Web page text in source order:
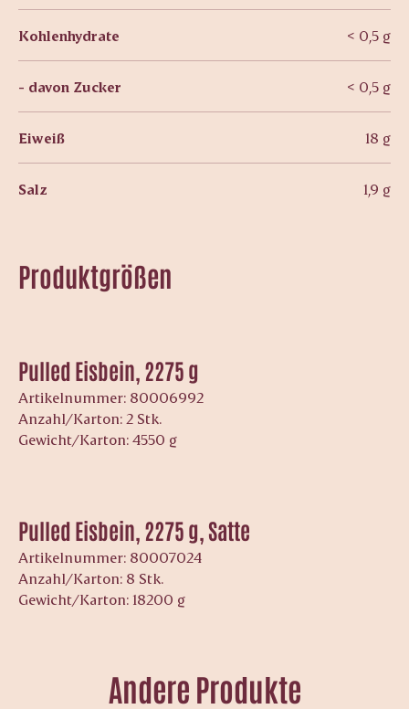
Kohlenhydrate < 0,5 g
- davon Zucker < 0,5 g
Eiweiß 18 g
Salz 1,9 g
Produktgrößen
Pulled Eisbein, 2275 g
Artikelnummer: 80006992
Anzahl/Karton: 2 Stk.
Gewicht/Karton: 4550 g
Pulled Eisbein, 2275 g, Satte
Artikelnummer: 80007024
Anzahl/Karton: 8 Stk.
Gewicht/Karton: 18200 g
Andere Produkte